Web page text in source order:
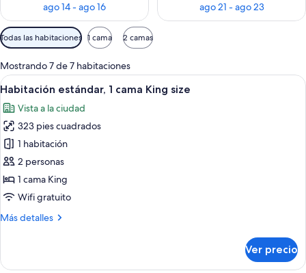
ago 14 - ago 16
ago 21 - ago 23
Filtros
disponibles
para
las
habitaciones
Todas las habitaciones 1 cama 2 camas
Mostrando 7 de 7 habitaciones
Abrir
todas
las
fotos
de
Habitación
estándar,
1
King
Una habitación de hotel con una
9
Habitación estándar, 1 cama King size
Vista a la ciudad
323 pies cuadrados
1 habitación
2 personas
1 cama King
Wifi gratuito
Más detalles
Más
estándar,
Ver precio